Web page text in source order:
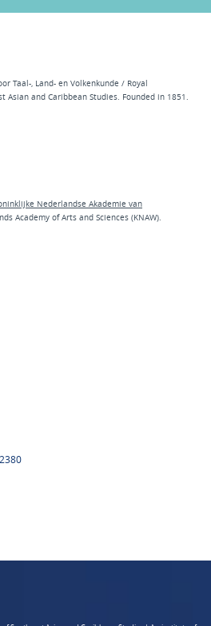
Taal-, Land- en Volkenkunde / Royal
Asian and Caribbean Studies. Founded in 1851.
Nederlandse Akademie van
Academy of Arts and Sciences (KNAW).